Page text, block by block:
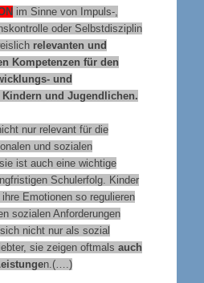
im Sinne von Impuls-,
oder Selbstdisziplin
relevanten und
Kompetenzen für den
und
und Jugendlichen.
nur relevant für die
und sozialen
ist auch eine wichtige
Schulerfolg. Kinder
Emotionen so regulieren
sozialen Anforderungen
nicht nur als sozial
sie zeigen oftmals auch
n.(….)